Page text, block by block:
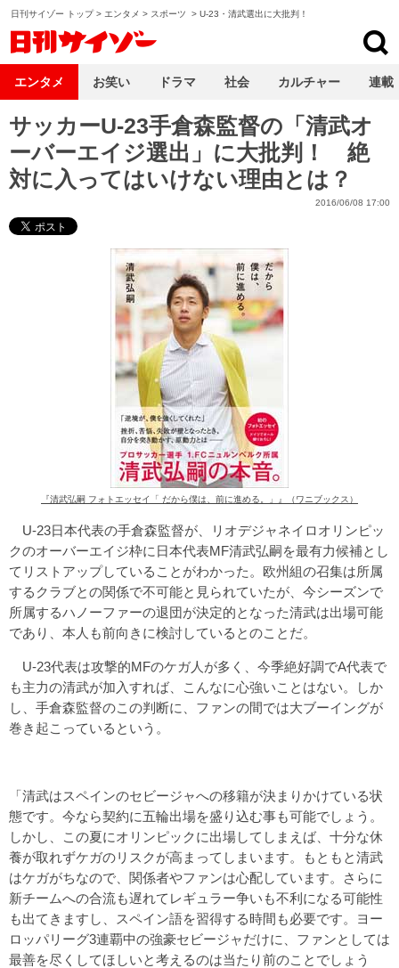
日刊サイゾー トップ> エンタメ > スポーツ > U-23・清武選出に大批判！
サッカーU-23手倉森監督の「清武オ
ーバーエイジ選出」に大批判！ 絶
対に入ってはいけない理由とは？
2016/06/08 17:00
『清武弘嗣 フォトエッセイ「 だから僕は、前に進める。」』（ワニブックス）
U-23日本代表の手倉森監督が、リオデジャネイロオリンピッ
クのオーバーエイジ枠に日本代表MF清武弘嗣を最有力候補とし
てリストアップしていることがわかった。欧州組の召集は所属
するクラブとの関係で不可能と見られていたが、今シーズンで
所属するハノーファーの退団が決定的となった清武は出場可能
であり、本人も前向きに検討しているとのことだ。
U-23代表は攻撃的MFのケガ人が多く、今季絶好調でA代表で
も主力の清武が加入すれば、こんなに心強いことはない。しか
し、手倉森監督のこの判断に、ファンの間では大ブーイングが
巻き起こっているという。
「清武はスペインのセビージャへの移籍が決まりかけている状
態です。今なら契約に五輪出場を盛り込む事も可能でしょう。
しかし、この夏にオリンピックに出場してしまえば、十分な休
養が取れずケガのリスクが高まってしまいます。もともと清武
はケガがちなので、関係者やファンは心配しています。さらに
新チームへの合流も遅れてレギュラー争いも不利になる可能性
も出てきますし、スペイン語を習得する時間も必要です。ヨー
ロッパリーグ3連覇中の強豪セビージャだけに、ファンとしては
最善を尽くしてほしいと考えるのは当たり前のことでしょう
エンタメ お笑い ドラマ 社会 カルチャー 連載